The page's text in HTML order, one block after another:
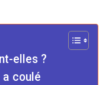
elles ?
a coulé